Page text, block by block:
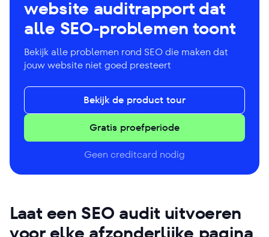
website auditrapport dat
alle SEO-problemen toont
Bekijk alle problemen rond SEO die maken dat
jouw website niet goed presteert
Gratis proefperiode
Bekijk de product tour
Geen creditcard nodig
Laat een SEO audit uitvoeren